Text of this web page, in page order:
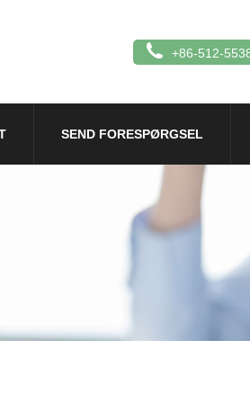
+86-512-
SEND FORESPØRGSEL